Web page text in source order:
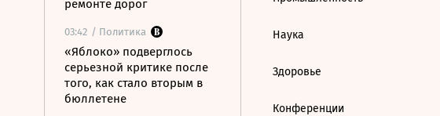
ремонте дорог
03:42 / Политика
«Яблоко» подверглось
серьезной критике после
того, как стало вторым в
бюллетене
Наука
Здоровье
Конференции